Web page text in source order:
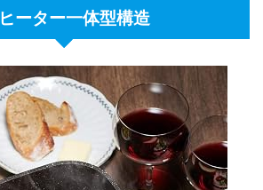
ヒーター一体型構造